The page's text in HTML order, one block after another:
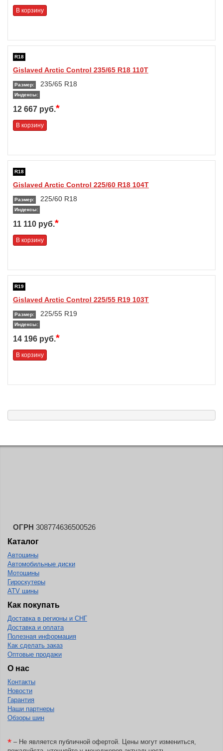
В корзину
R18
Gislaved Arctic Control 235/65 R18 110T
Размер: 235/65 R18
Индексы:
12 667 руб.*
В корзину
R18
Gislaved Arctic Control 225/60 R18 104T
Размер: 225/60 R18
Индексы:
11 110 руб.*
В корзину
R19
Gislaved Arctic Control 225/55 R19 103T
Размер: 225/55 R19
Индексы:
14 196 руб.*
В корзину
ОГРН 308774636500526
Каталог
Автошины
Автомобильные диски
Мотошины
Гироскутеры
ATV шины
Как покупать
Доставка в регионы и СНГ
Доставка и оплата
Полезная информация
Как сделать заказ
Оптовые продажи
О нас
Контакты
Новости
Гарантия
Наши партнеры
Обзоры шин
* – Не является публичной офертой. Цены могут измениться,